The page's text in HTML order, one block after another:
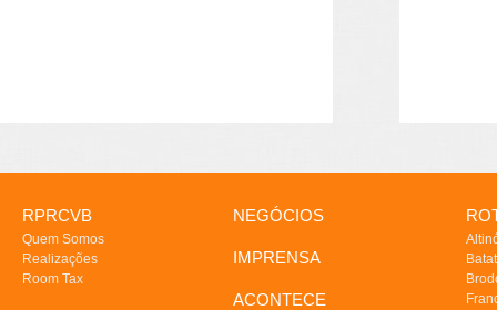
RPRCVB
Quem Somos
Realizações
Room Tax
NEGÓCIOS
IMPRENSA
ACONTECE